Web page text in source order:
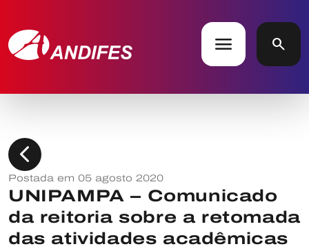
menu search
chevron_left
Postada em 05 agosto 2020
UNIPAMPA – Comunicado
da reitoria sobre a retomada
das atividades acadêmicas